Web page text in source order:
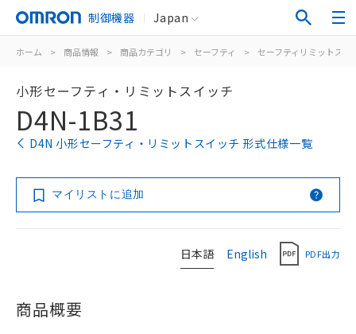
制御機器 Japan
ホーム > 商品情報 > 商品カテゴリ > セーフティ > セーフティリミットスイ
小形セーフティ・リミットスイッチ
D4N-1B31
D4N 小形セーフティ・リミットスイッチ 形式仕様一覧
マイリストに追加
日本語 English PDF出力
商品概要